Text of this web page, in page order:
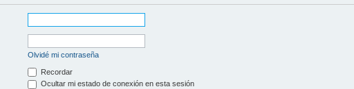
Olvidé mi contraseña
Recordar
Ocultar mi estado de conexión en esta sesión